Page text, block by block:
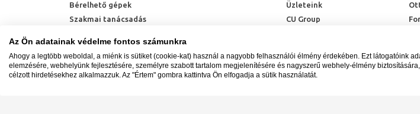
Bérelhető gépek
Szakmai tanácsadás
Hőszivattyú kalkulátor
Üzleteink
CU Group
Az Ön adatainak védelme fontos számunkra
Ahogy a legtöbb weboldal, a miénk is sütiket (cookie-kat) használ a nagyobb felhasználói élmény érdekében. Ezt látogatóink
elemzésére, webhelyünk fejlesztésére, személyre szabott tartalom megjelenítésére és nagyszerű webhely-élmény
célzott hirdetésekhez alkalmazzuk. Az "Értem" gombra kattintva Ön elfogadja a sütik használatát.